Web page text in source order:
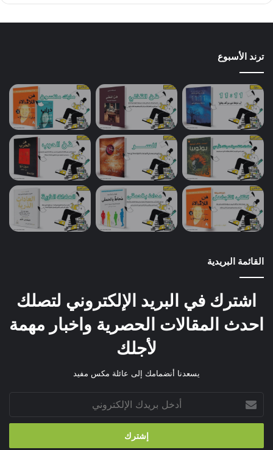
ترند الأسبوع
القائمة البريدية
اشترك في البريد الإلكتروني لتصلك
احدث المقالات الحصرية واخبار مهمة
لأجلك
يسعدنا أنضمامك إلى عائلة مكس مفيد
بريدك
الإلكتروني